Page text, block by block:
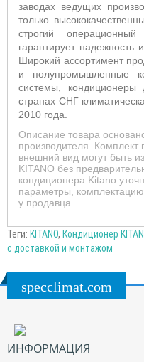
заводах ведущих
только
строгий
гарантирует надежность
Широкий ассортимент
и полупромышленные
системы,
странах СНГ
2010 года.
Описание товара
производителя. Комплект
внешний вид могут быть
KITANO без
кондиционера Kitano
параметры,
у продавца.
Теги: KITANO, Кондиционер
с доставкой и монтажом
specclimat.com
ИНФОРМАЦИЯ